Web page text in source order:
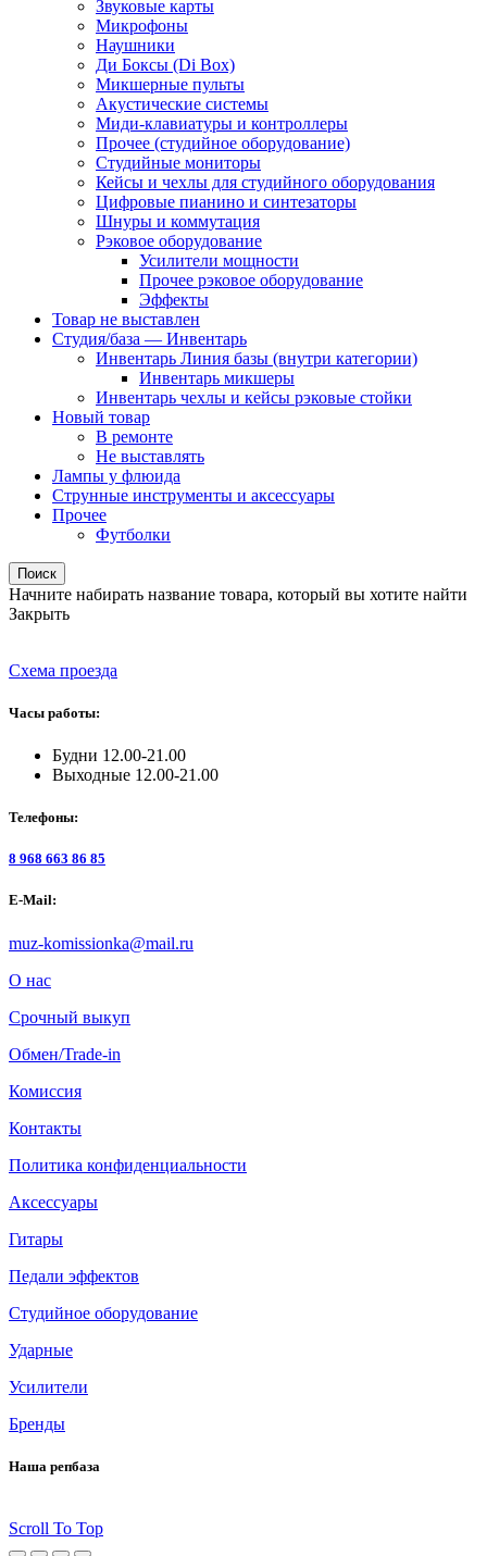
Звуковые карты
Микрофоны
Наушники
Ди Боксы (Di Box)
Микшерные пульты
Акустические системы
Миди-клавиатуры и контроллеры
Прочее (студийное оборудование)
Студийные мониторы
Кейсы и чехлы для студийного оборудования
Цифровые пианино и синтезаторы
Шнуры и коммутация
Рэковое оборудование
Усилители мощности
Прочее рэковое оборудование
Эффекты
Товар не выставлен
Студия/база — Инвентарь
Инвентарь Линия базы (внутри категории)
Инвентарь микшеры
Инвентарь чехлы и кейсы рэковые стойки
Новый товар
В ремонтe
Не выставлять
Лампы у флюида
Струнные инструменты и аксессуары
Прочее
Футболки
Поиск
Начните набирать название товара, который вы хотите найти
Закрыть
Схема проезда
Часы работы:
Будни 12.00-21.00
Выходные 12.00-21.00
Телефоны:
8 968 663 86 85
E-Mail:
muz-komissionka@mail.ru
О нас
Срочный выкуп
Обмен/Trade-in
Комиссия
Контакты
Политика конфиденциальности
Аксессуары
Гитары
Педали эффектов
Студийное оборудование
Ударные
Усилители
Бренды
Наша репбаза
Scroll To Top